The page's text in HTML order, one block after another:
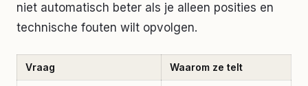
niet automatisch beter als je alleen posities en
technische fouten wilt opvolgen.
Vraag Waarom ze telt